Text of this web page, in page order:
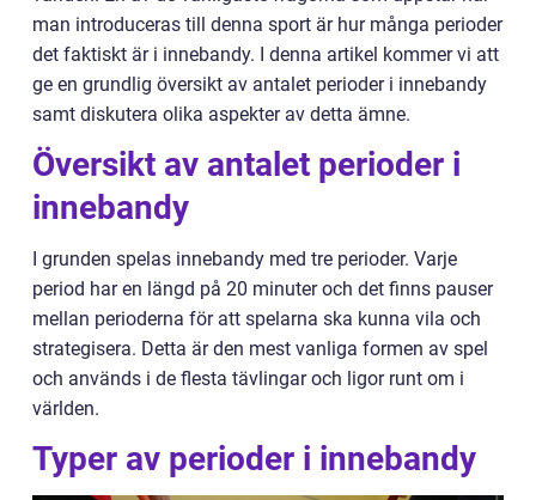
man introduceras till denna sport är hur många perioder
det faktiskt är i innebandy. I denna artikel kommer vi att
ge en grundlig översikt av antalet perioder i innebandy
samt diskutera olika aspekter av detta ämne.
Översikt av antalet perioder i
innebandy
I grunden spelas innebandy med tre perioder. Varje
period har en längd på 20 minuter och det finns pauser
mellan perioderna för att spelarna ska kunna vila och
strategisera. Detta är den mest vanliga formen av spel
och används i de flesta tävlingar och ligor runt om i
världen.
Typer av perioder i innebandy